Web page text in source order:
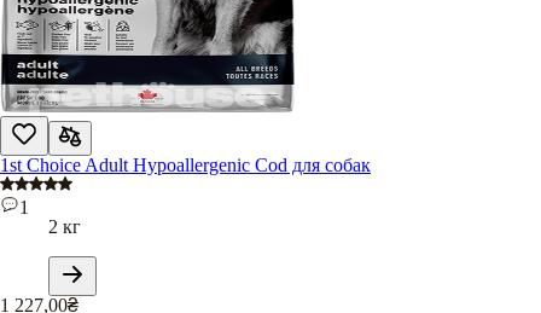
1st Choice Adult Hypoallergenic Cod для собак
1
2 кг
1 227,00₴